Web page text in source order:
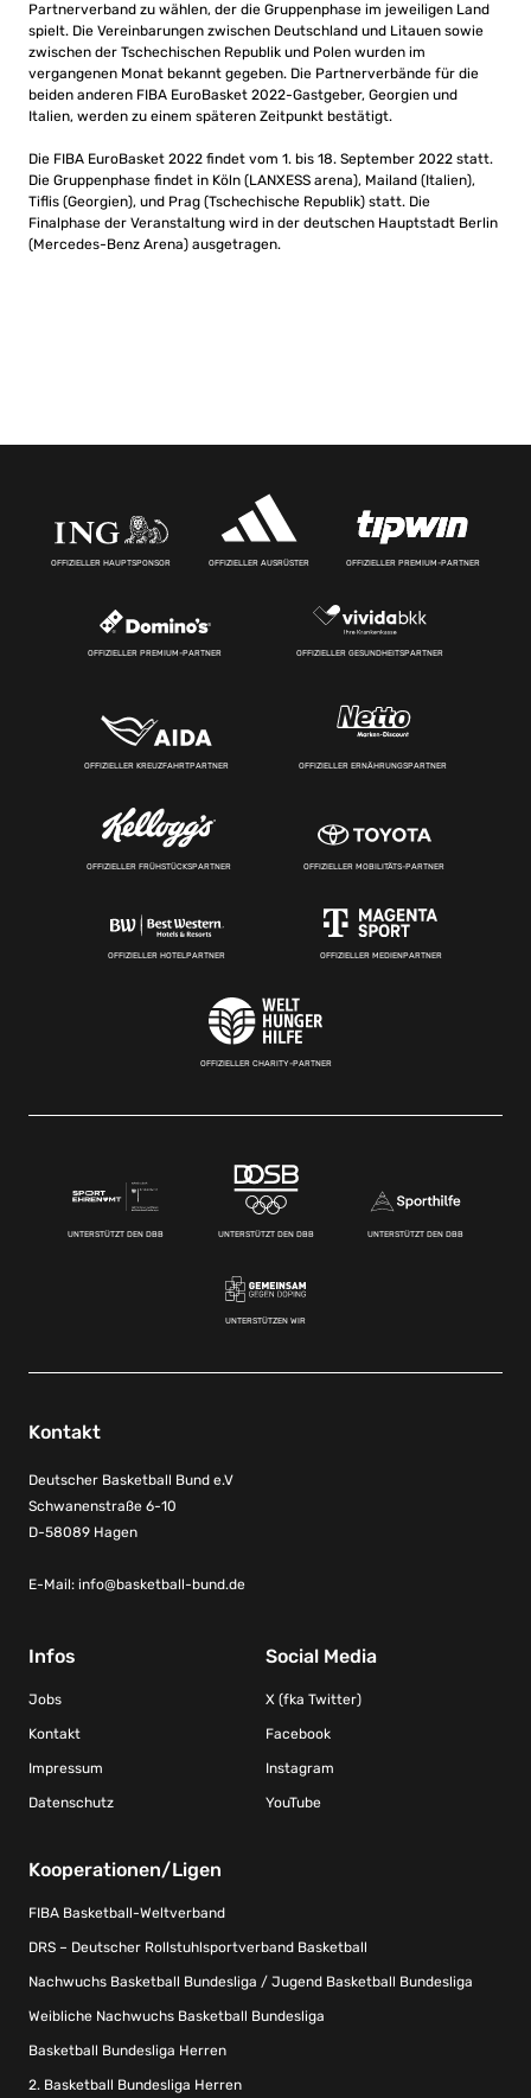
Partnerverband zu wählen, der die Gruppenphase im jeweiligen Land
spielt. Die Vereinbarungen zwischen Deutschland und Litauen sowie
zwischen der Tschechischen Republik und Polen wurden im
vergangenen Monat bekannt gegeben. Die Partnerverbände für die
beiden anderen FIBA ​​EuroBasket 2022-Gastgeber, Georgien und
Italien, werden zu einem späteren Zeitpunkt bestätigt.
Die FIBA ​​EuroBasket 2022 findet vom 1. bis 18. September 2022 statt.
Die Gruppenphase findet in Köln (LANXESS arena), Mailand (Italien),
Tiflis (Georgien), und Prag (Tschechische Republik) statt. Die
Finalphase der Veranstaltung wird in der deutschen Hauptstadt Berlin
(Mercedes-Benz Arena) ausgetragen.
OFFIZIELLER HAUPTSPONSOR OFFIZIELLER AUSRÜSTER OFFIZIELLER PREMIUM-PARTNER
OFFIZIELLER PREMIUM-PARTNER OFFIZIELLER GESUNDHEITSPARTNER
OFFIZIELLER KREUZFAHRTPARTNER OFFIZIELLER ERNÄHRUNGSPARTNER
OFFIZIELLER FRÜHSTÜCKSPARTNER OFFIZIELLER MOBILITÄTS-PARTNER
OFFIZIELLER HOTELPARTNER OFFIZIELLER MEDIENPARTNER
OFFIZIELLER CHARITY-PARTNER
UNTERSTÜTZT DEN DBB UNTERSTÜTZT DEN DBB UNTERSTÜTZT DEN DBB
UNTERSTÜTZEN WIR
Kontakt
Deutscher Basketball Bund e.V
Schwanenstraße 6-10
D-58089 Hagen
E-Mail: info@basketball-bund.de
Infos
Jobs
Kontakt
Impressum
Datenschutz
Social Media
X (fka Twitter)
Facebook
Instagram
YouTube
Kooperationen/Ligen
FIBA Basketball-Weltverband
DRS – Deutscher Rollstuhlsportverband Basketball
Nachwuchs Basketball Bundesliga / Jugend Basketball Bundesliga
Weibliche Nachwuchs Basketball Bundesliga
Basketball Bundesliga Herren
2. Basketball Bundesliga Herren